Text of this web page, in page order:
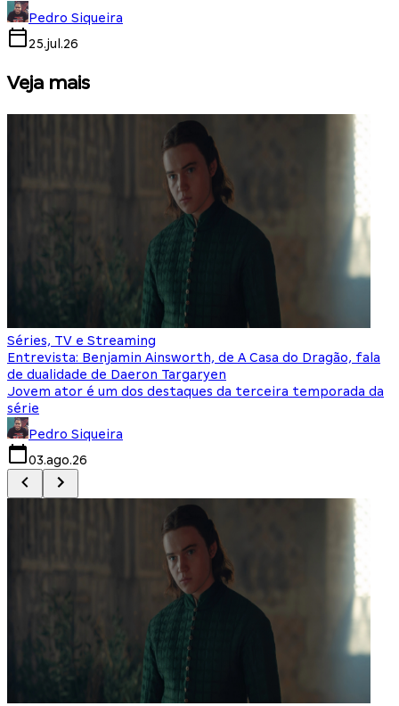
Pedro Siqueira
25.jul.26
Veja mais
Séries, TV e Streaming
Entrevista: Benjamin Ainsworth, de A Casa do Dragão, fala
de dualidade de Daeron Targaryen
Jovem ator é um dos destaques da terceira temporada da
série
Pedro Siqueira
03.ago.26